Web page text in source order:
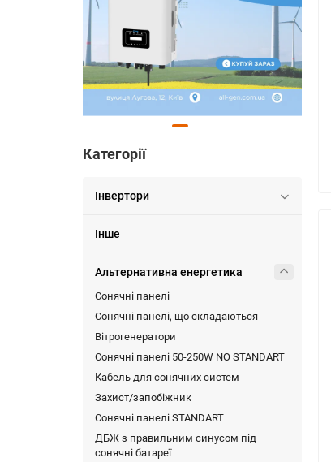
Категорії
Інвертори
Інше
Альтернативна енергетика
Сонячні панелі
Сонячні панелі, що складаються
Вітрогенератори
Сонячні панелі 50-250W NO STANDART
Кабель для сонячних систем
Захист/запобіжник
Сонячні панелі STANDART
ДБЖ з правильним синусом під
сонячні батареї